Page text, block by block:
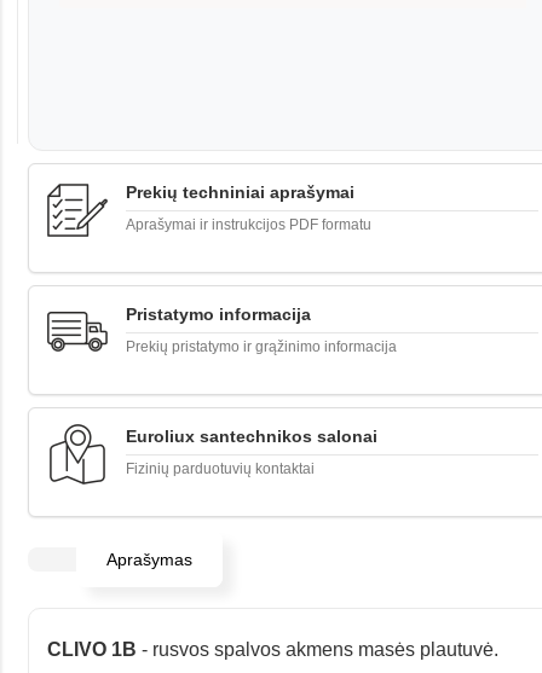
Prekių techniniai aprašymai
Aprašymai ir instrukcijos PDF formatu
Pristatymo informacija
Prekių pristatymo ir grąžinimo informacija
Euroliux santechnikos salonai
Fizinių parduotuvių kontaktai
Aprašymas
CLIVO 1B - rusvos spalvos akmens masės plautuvė.